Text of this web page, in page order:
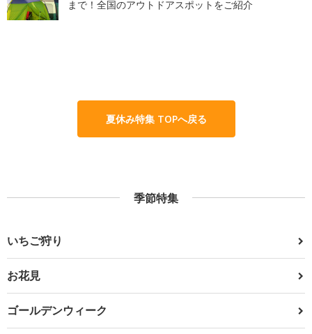
まで！全国のアウトドアスポットをご紹介
夏休み特集 TOPへ戻る
季節特集
いちご狩り
お花見
ゴールデンウィーク